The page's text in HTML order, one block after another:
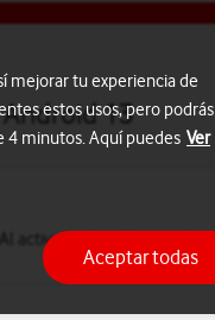
13
la función de wifi y
mejorar tu experiencia de
estos usos, pero podrás
4 minutos. Aquí puedes Ver
Aceptar todas